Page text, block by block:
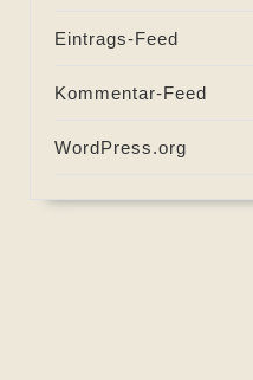
Eintrags-Feed
Kommentar-Feed
WordPress.org